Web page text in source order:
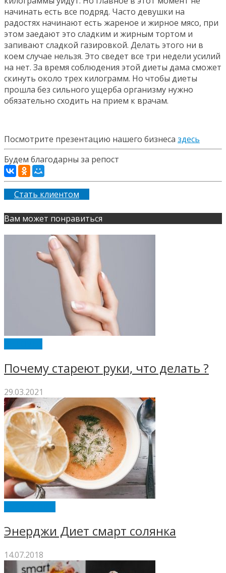
начинать есть все подряд. Часто девушки на
радостях начинают есть жареное и жирное мясо, при
этом заедают это сладким и жирным тортом и
запивают сладкой газировкой. Делать этого ни в
коем случае нельзя. Это сведет все три недели усилий
на нет. За время соблюдения этой диеты дама сможет
скинуть около трех килограмм. Но чтобы диеты
прошла без сильного ущерба организму нужно
обязательно сходить на прием к врачам.
Посмотрите презентацию нашего бизнеса здесь
Будем благодарны за репост
Стать клиентом
Вам может понравиться
Почему стареют руки, что делать ?
29.03.2021
Энерджи Диет смарт солянка
14.07.2018